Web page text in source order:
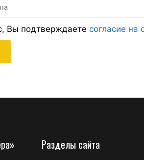
Вы подтверждаете согласие на
Разделы сайта